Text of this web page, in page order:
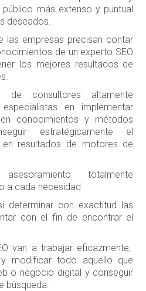
más extenso y puntual
deseados.
las empresas precisan contar
de un experto SEO
los mejores resultados de
de consultores altamente
en implementar
conocimientos y métodos
estratégicamente el
en resultados de motores de
totalmente
a cada necesidad
determinar con exactitud las
con el fin de encontrar el
van a trabajar eficazmente,
modificar todo aquello que
o negocio digital y conseguir
búsqueda.